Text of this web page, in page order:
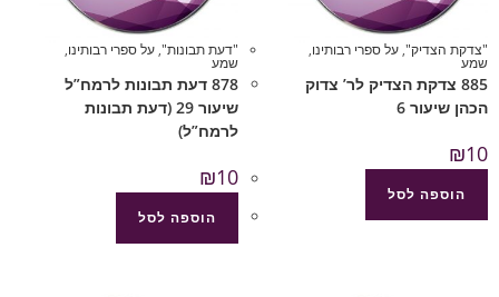
"צדקת הצדיק",על ספרי רבותינו,
שמע
885 צדקת הצדיק לר’ צדוק
הכהן שיעור 6
₪10
הוספה לסל
"דעת תבונות",על ספרי רבותינו,
שמע
878 דעת תבונות לרמח”ל
שיעור 29 (דעת תבונות
לרמח”ל)
₪10
הוספה לסל